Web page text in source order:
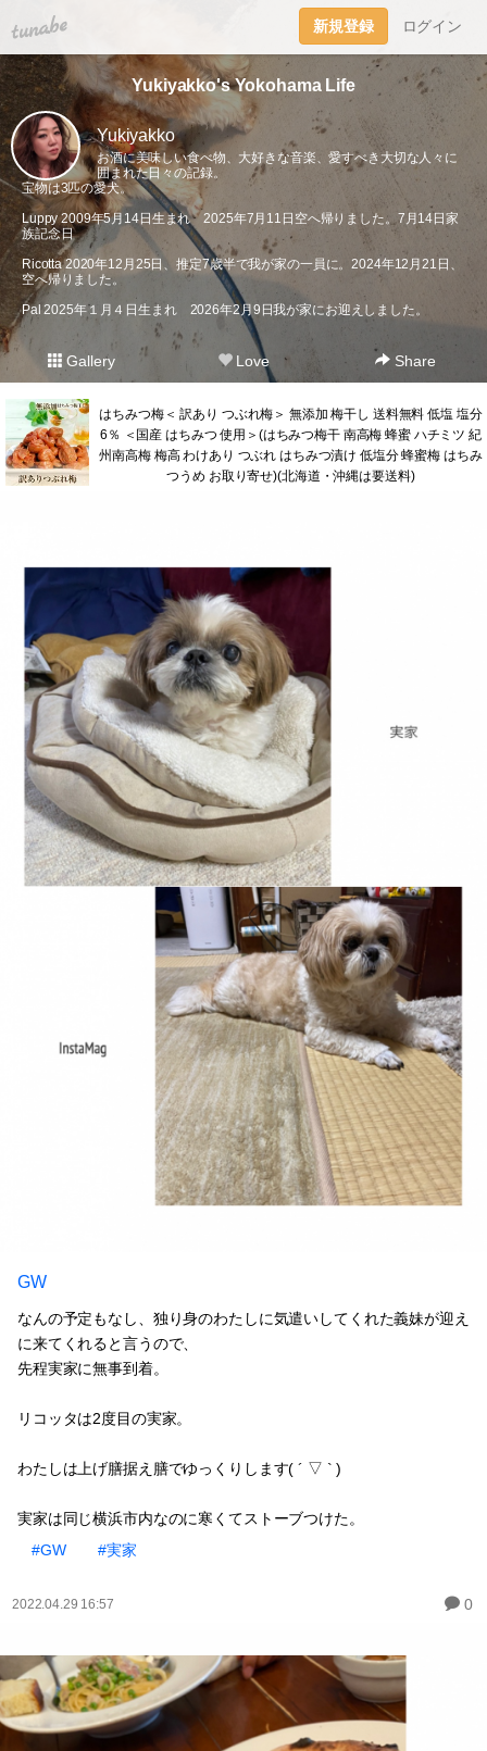
tuna.be 新規登録 ログイン
Yukiyakko's Yokohama Life
Yukiyakko
お酒に美味しい食べ物、大好きな音楽、愛すべき大切な人々に
囲まれた日々の記録。
宝物は3匹の愛犬。
Luppy 2009年5月14日生まれ 2025年7月11日空へ帰りました。7月14日家
族記念日
Ricotta 2020年12月25日、推定7歳半で我が家の一員に。2024年12月21日、
空へ帰りました。
Pal 2025年１月４日生まれ 2026年2月9日我が家にお迎えしました。
Gallery Love Share
はちみつ梅＜ 訳あり つぶれ梅＞ 無添加 梅干し 送料無料 低塩 塩分
6％ ＜国産 はちみつ 使用＞(はちみつ梅干 南高梅 蜂蜜 ハチミツ 紀
州南高梅 梅高 わけあり つぶれ はちみつ漬け 低塩分 蜂蜜梅 はちみ
つうめ お取り寄せ)(北海道・沖縄は要送料)
GW
なんの予定もなし、独り身のわたしに気遣いしてくれた義妹が迎え
に来てくれると言うので、
先程実家に無事到着。
リコッタは2度目の実家。
わたしは上げ膳据え膳でゆっくりします( ´ ▽ ` )
実家は同じ横浜市内なのに寒くてストーブつけた。
#GW
#実家
2022.04.29 16:57 0